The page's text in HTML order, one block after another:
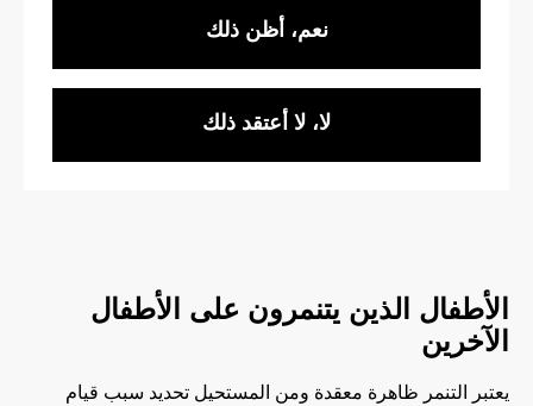
نعم، أظن ذلك
لا، لا أعتقد ذلك
الأطفال الذين يتنمرون على الأطفال
الآخرين
يعتبر التنمر ظاهرة معقدة ومن المستحيل تحديد سبب قيام